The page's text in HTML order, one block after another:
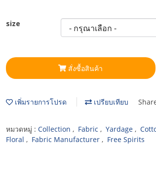
size
สั่งซื้อสินค้า
เพิ่มรายการโปรด เปรียบเทียบ
หมวดหมู่ : Collection , Fabric , Yardage ,
Floral , Fabric Manufacturer , Free Spirits